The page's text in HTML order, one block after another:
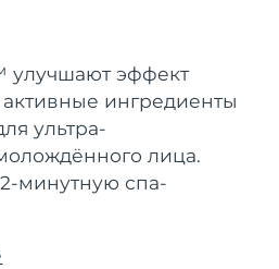
улучшают эффект
активные ингредиенты
ультра-
лица.
минутную спа-
Ожидаемая дата доставки
Ожидаемая дата доставки